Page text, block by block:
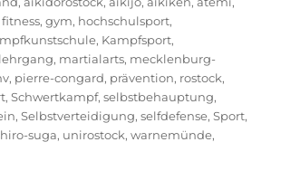
fitness,gym, hochschulsport,
, Kampfsport,
lehrgang, martialarts, mecklenburg-
, pierre-congard, prävention, rostock,
,Schwertkampf,selbstbehauptung,
,Selbstverteidigung,selfdefense,Sport,
suga, unirostock,warnemünde,